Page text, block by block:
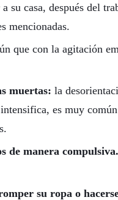
su casa, después del
mencionadas.
que con la agitación
muertas: la
es muy
de manera compulsiva.
su ropa o